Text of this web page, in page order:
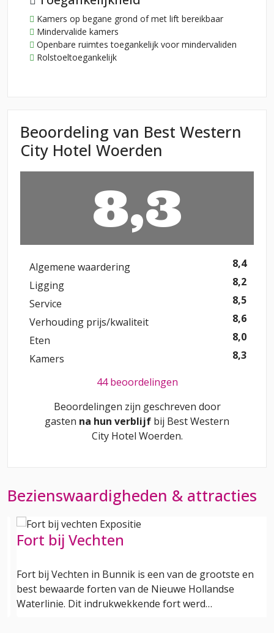
Kamers op begane grond of met lift bereikbaar
Mindervalide kamers
Openbare ruimtes toegankelijk voor mindervaliden
Rolstoeltoegankelijk
Beoordeling van Best Western
City Hotel Woerden
8,3
Algemene waardering
8,4
Ligging
8,2
Service
8,5
Verhouding prijs/kwaliteit
8,6
Eten
8,0
Kamers
8,3
44 beoordelingen
Beoordelingen zijn geschreven door
gasten na hun verblijf bij Best Western
City Hotel Woerden.
Bezienswaardigheden & attracties
Fort bij Vechten
Fort bij Vechten in Bunnik is een van de grootste en
best bewaarde forten van de Nieuwe Hollandse
Waterlinie. Dit indrukwekkende fort werd…